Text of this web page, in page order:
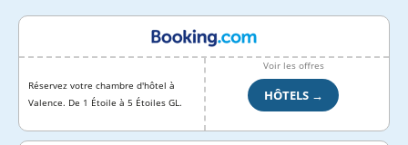
Réservez votre chambre d'hôtel à
Valence. De 1 Étoile à 5 Étoiles GL.
Voir les offres
HÔTELS →